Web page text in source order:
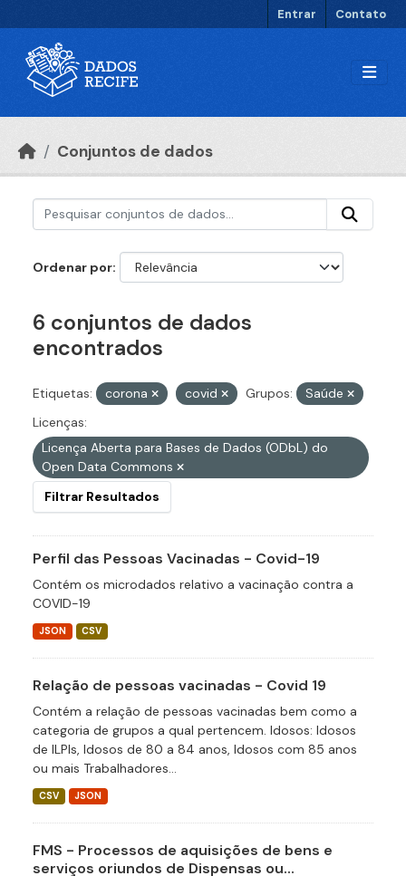
Entrar Contato
Conjuntos de dados
Ordenar por
6 conjuntos de dados
encontrados
Etiquetas: corona covid Grupos:
Saúde
Licenças:
Licença Aberta para Bases de Dados (ODbL) do
Open Data Commons
Filtrar Resultados
Perfil das Pessoas Vacinadas - Covid-19
Contém os microdados relativo a vacinação contra a
COVID-19
JSON CSV
Relação de pessoas vacinadas - Covid 19
Contém a relação de pessoas vacinadas bem como a
categoria de grupos a qual pertencem. Idosos: Idosos
de ILPIs, Idosos de 80 a 84 anos, Idosos com 85 anos
ou mais Trabalhadores...
CSV JSON
FMS - Processos de aquisições de bens e
serviços oriundos de Dispensas ou...